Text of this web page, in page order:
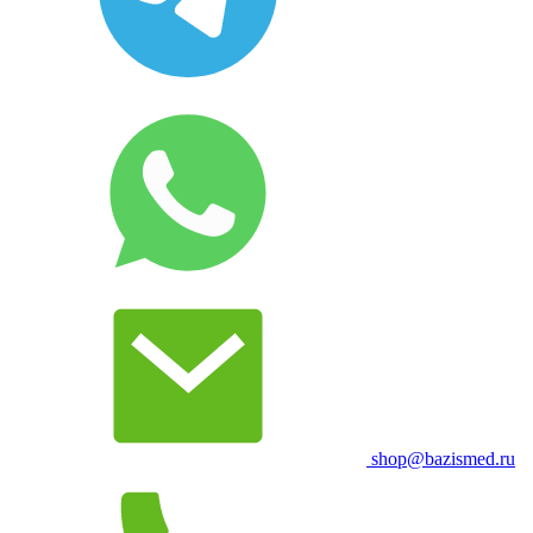
shop@bazismed.ru